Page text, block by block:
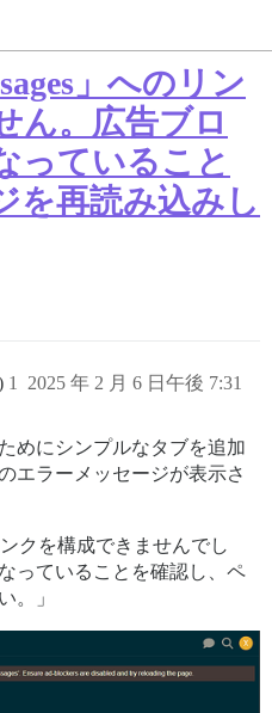
」へのリン
ん。広告ブロ
っていること
を再読み込みし
2025 年 2 月 6 日午後 7:31
1
めにシンプルなタブを追加
エラーメッセージが表示さ
ンクを構成できませんでし
っていることを確認し、ペ
。」